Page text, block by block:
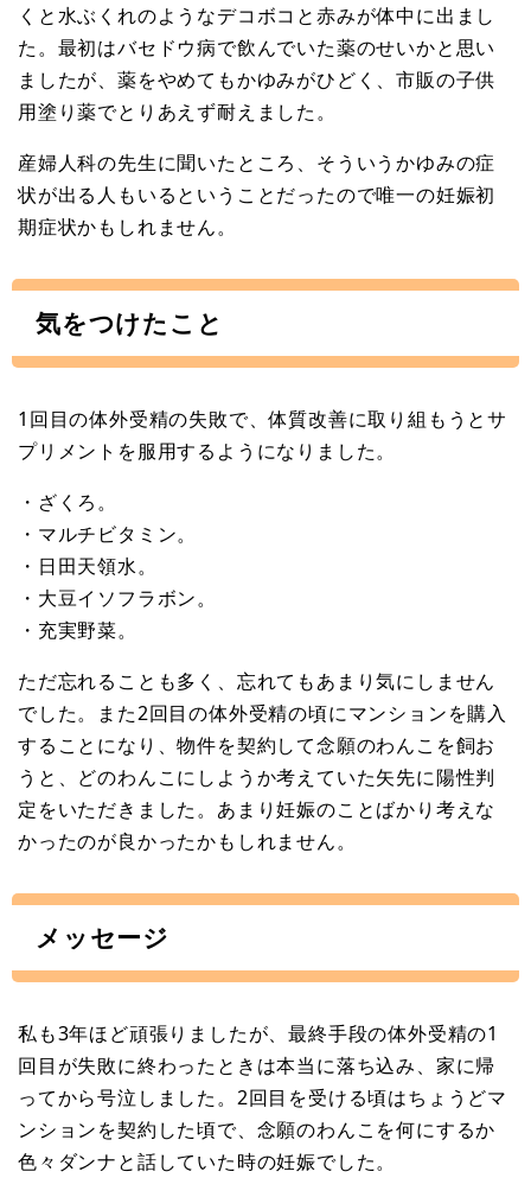
くと水ぶくれのようなデコボコと赤みが体中に出まし
た。最初はバセドウ病で飲んでいた薬のせいかと思い
ましたが、薬をやめてもかゆみがひどく、市販の子供
用塗り薬でとりあえず耐えました。
産婦人科の先生に聞いたところ、そういうかゆみの症
状が出る人もいるということだったので唯一の妊娠初
期症状かもしれません。
気をつけたこと
1回目の体外受精の失敗で、体質改善に取り組もうとサ
プリメントを服用するようになりました。
・ざくろ。
・マルチビタミン。
・日田天領水。
・大豆イソフラボン。
・充実野菜。
ただ忘れることも多く、忘れてもあまり気にしません
でした。また2回目の体外受精の頃にマンションを購入
することになり、物件を契約して念願のわんこを飼お
うと、どのわんこにしようか考えていた矢先に陽性判
定をいただきました。あまり妊娠のことばかり考えな
かったのが良かったかもしれません。
メッセージ
私も3年ほど頑張りましたが、最終手段の体外受精の1
回目が失敗に終わったときは本当に落ち込み、家に帰
ってから号泣しました。2回目を受ける頃はちょうどマ
ンションを契約した頃で、念願のわんこを何にするか
色々ダンナと話していた時の妊娠でした。